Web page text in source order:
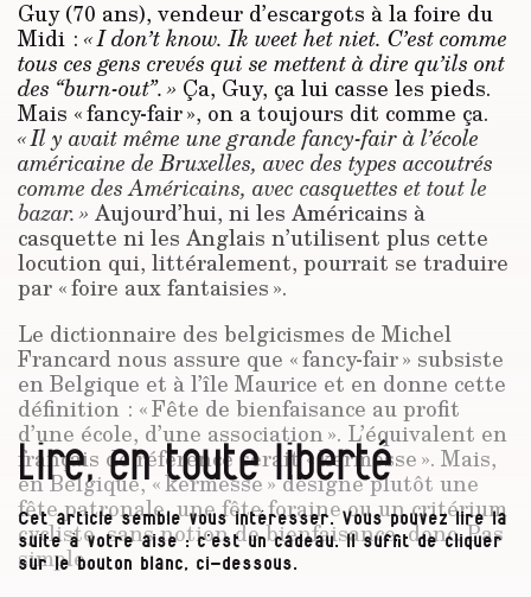
Guy (70 ans), vendeur d’escargots à la foire du
Midi : « I don’t know. Ik weet het niet. C’est comme
tous ces gens crevés qui se mettent à dire qu’ils ont
des “burn-out”. » Ça, Guy, ça lui casse les pieds.
Mais « fancy-fair », on a toujours dit comme ça.
« Il y avait même une grande fancy-fair à l’école
américaine de Bruxelles, avec des types accoutrés
comme des Américains, avec casquettes et tout le
bazar. » Aujourd’hui, ni les Américains à
casquette ni les Anglais n’utilisent plus cette
locution qui, littéralement, pourrait se traduire
par « foire aux fantaisies ».
Le dictionnaire des belgicismes de Michel
Francard nous assure que « fancy-fair » subsiste
en Belgique et à l’île Maurice et en donne cette
définition : « Fête de bienfaisance au profit
d’une école, d’une association ». L’équivalent en
français de référence serait « kermesse ». Mais,
en Belgique, « kermesse » désigne plutôt une
fête patronale, une fête foraine ou un critérium
cycliste, sans notion de bienfaisance, donc. Pas
simple.
Lire, en toute liberté
Cet article semble vous intéresser. Vous pouvez lire la
suite à votre aise : c’est un cadeau. Il suffit de cliquer
sur le bouton blanc, ci-dessous.